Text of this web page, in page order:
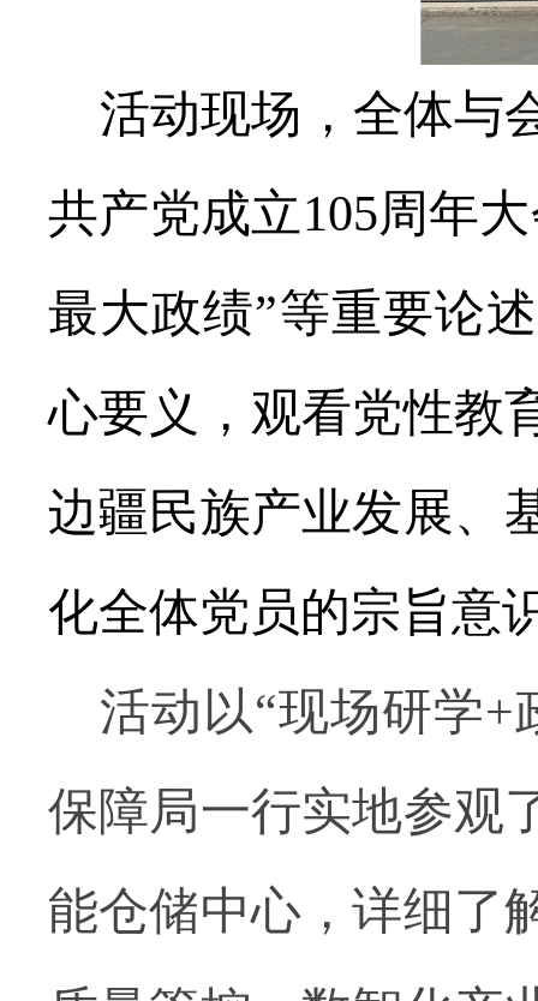
活动现场，全体与
共产党成立105周年
最大政绩”等重要论
心要义，观看党性教
边疆民族产业发展、
化全体党员的宗旨意
活动以“现场研学+
保障局一行实地参观
能仓储中心，详细了